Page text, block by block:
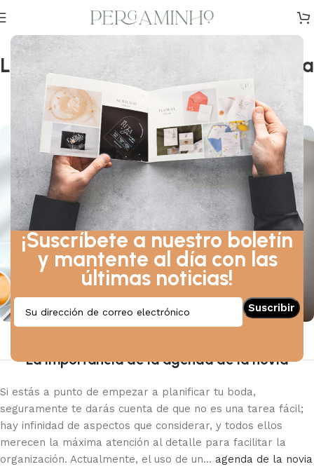
¡Suscríbete a nuestro boletín
y mantente al día con las
últimas noticias!
CONSEJOS
La importancia de la agenda de la
novia
En 22 de junio de 2021 0
La importancia de la agenda de la novia
Si estás a punto de empezar a planificar tu boda,
seguramente te darás cuenta de que no es una tarea fácil;
hay infinidad de aspectos que considerar, y todos ellos
merecen la máxima atención al detalle para facilitar la
organización. Actualmente, el uso de un... agenda de la novia